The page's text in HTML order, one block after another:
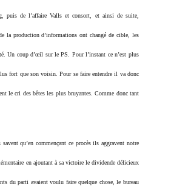
puis de l’affaire Valls et consort, et ainsi de suite,
la production d’informations ont changé de cible, les
Un coup d’œil sur le PS. Pour l’instant ce n’est plus
fort que son voisin. Pour se faire entendre il va donc
le cri des bêtes les plus bruyantes. Comme donc tant
qu’en commençant ce procès ils aggravent notre
en ajoutant à sa victoire le dividende délicieux
du parti avaient voulu faire quelque chose, le bureau